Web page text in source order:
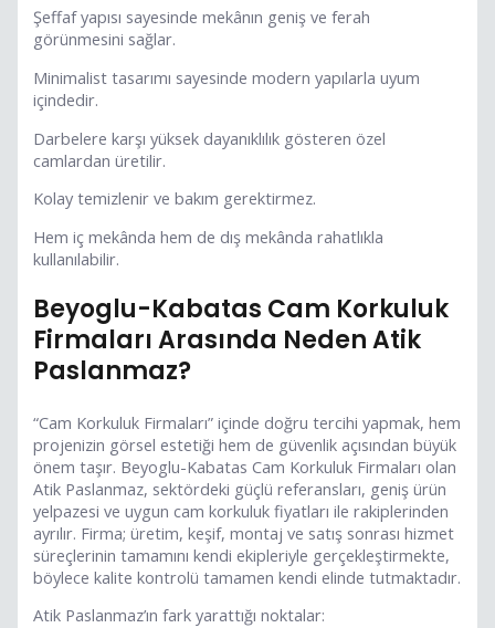
Şeffaf yapısı sayesinde mekânın geniş ve ferah
görünmesini sağlar.
Minimalist tasarımı sayesinde modern yapılarla uyum
içindedir.
Darbelere karşı yüksek dayanıklılık gösteren özel
camlardan üretilir.
Kolay temizlenir ve bakım gerektirmez.
Hem iç mekânda hem de dış mekânda rahatlıkla
kullanılabilir.
Beyoglu-Kabatas Cam Korkuluk
Firmaları Arasında Neden Atik
Paslanmaz?
“Cam Korkuluk Firmaları” içinde doğru tercihi yapmak, hem
projenizin görsel estetiği hem de güvenlik açısından büyük
önem taşır. Beyoglu-Kabatas Cam Korkuluk Firmaları olan
Atik Paslanmaz, sektördeki güçlü referansları, geniş ürün
yelpazesi ve uygun cam korkuluk fiyatları ile rakiplerinden
ayrılır. Firma; üretim, keşif, montaj ve satış sonrası hizmet
süreçlerinin tamamını kendi ekipleriyle gerçekleştirmekte,
böylece kalite kontrolü tamamen kendi elinde tutmaktadır.
Atik Paslanmaz’ın fark yarattığı noktalar: